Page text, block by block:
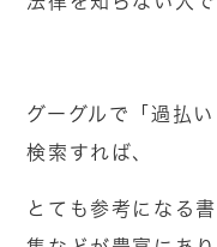
グーグルで「過払
検索すれば、
とても参考になる